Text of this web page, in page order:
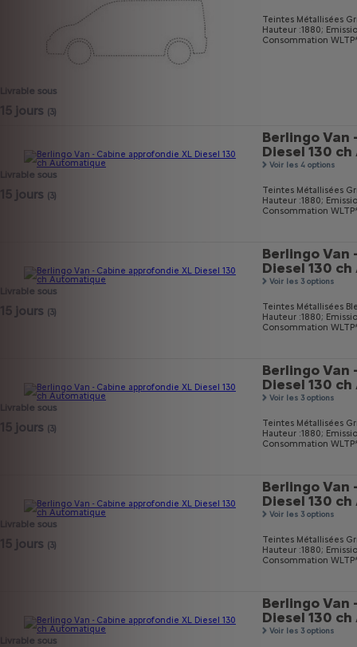
Livrable sous
15 jours (3)
Teintes Métallisées
Hauteur :1880;
Consommation
Livrable sous
15 jours (3)
Berlingo Van
Diesel 130
Voir les 4 options
Teintes Métallisées
Hauteur :1880;
Consommation
Livrable sous
15 jours (3)
Berlingo Van
Diesel 130
Voir les 3 options
Teintes Métallisées
Hauteur :1880;
Consommation
Livrable sous
15 jours (3)
Berlingo Van
Diesel 130
Voir les 3 options
Teintes Métallisées
Hauteur :1880;
Consommation
Livrable sous
15 jours (3)
Berlingo Van
Diesel 130
Voir les 3 options
Teintes Métallisées
Hauteur :1880;
Consommation
Livrable sous
Berlingo Van
Diesel 130
Voir les 3 options